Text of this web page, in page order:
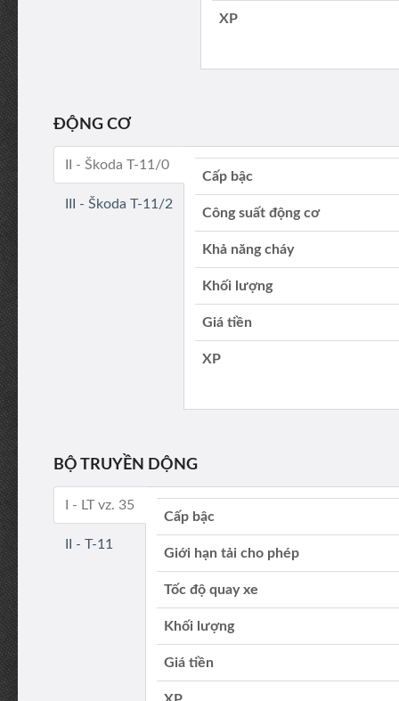
XP
ĐỘNG CƠ
II - Škoda T-11/0
III - Škoda T-11/2
Cấp bậc
Công suất động cơ
Khả năng cháy
Khối lượng
Giá tiền
XP
BỘ TRUYỀN DỘNG
I - LT vz. 35
II - T-11
Cấp bậc
Giới hạn tải cho phép
Tốc độ quay xe
Khối lượng
Giá tiền